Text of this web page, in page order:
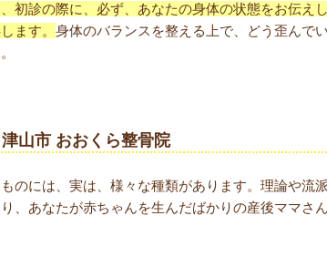
初診の際に、必ず、あなたの身体の状態をお伝え
ます。 身体のバランスを整える上で、どう歪んで
山市 おおくら整骨院
のには、実は、様々な種類があります。理論や流派
り、あなたが赤ちゃんを生んだばかりの産後ママさ